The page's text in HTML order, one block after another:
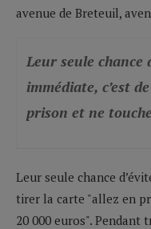
avenue de Breteuil,
Leur seule chance
immédiate, c’est
prison et ne
Leur seule chance
tirer la carte "allez en
20 000 euros". Pendant